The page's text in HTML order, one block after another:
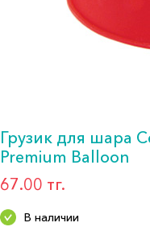
Грузик для шара
Premium Balloon
67.00 тг.
В наличии